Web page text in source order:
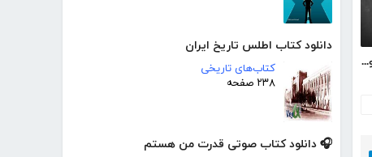
دانلود کتاب اطلس تاریخ ایران
کتاب‌های تاریخی
۲۳۸ صفحه
🎧 دانلود کتاب صوتی قدرت من هستم
دانلود کتاب صوتی چطور می تونید اعتماد به نفس بیشتری داشته باشید؟